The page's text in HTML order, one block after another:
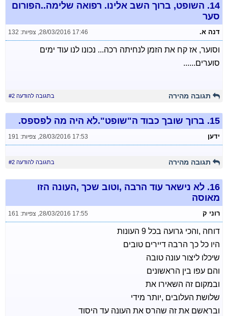
14. השופט, ברוך השב אלינו. רפואה שלימה..הפורום
סער
דנה א. 28/03/2016 17:46
, צפיות: 132
וסוער, אז קח את הזמן לנחיתה רכה... נכונו לנו עוד ימים
סוערים......
תגובה מהירה בתגובה להודעה #2
15. ברוך שובך כבוד ה"שופט".לא היה מה לפספס.
ידען 28/03/2016 17:53
, צפיות: 191
תגובה מהירה בתגובה להודעה #2
16. לא נישאר עוד הרבה ,וטוב שכך ,העונה הזו
מאוסה
רוני ק 28/03/2016 17:55
, צפיות: 161
דוחה ,והכי גרועה בכל 9 העונות
היו כל כך הרבה דיירים טובים
שיכלו ליצור עונה טובה
והם עפו בין הראשונים
ובמקום זה השאירו את
שלושת העלובים ,יותר מידי
ובראשם את זה שהרס את העונה עד היסוד